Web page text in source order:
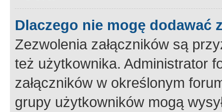
Dlaczego nie mogę dodawać
Zezwolenia załączników są
też użytkownika. Administrator
załączników w określonym
grupy użytkowników mogą